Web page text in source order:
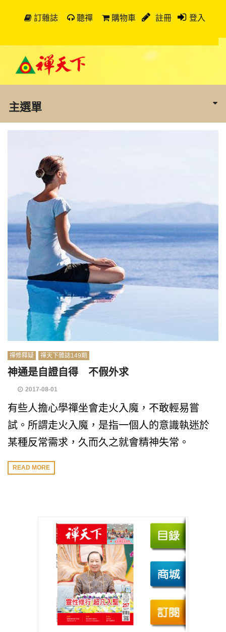
訂雜誌 聽禪 購物車 註冊 登入
主選單
禪修釋疑 禪天下雜誌149期
神通是自證自得 不假外求
2017-08-01
有些人擔心學禪坐會走火入魔，不敢輕易嘗
試。所謂走火入魔，是指一個人的意識執迷於
某種反常需求，久而久之就會精神失常。
READ MORE